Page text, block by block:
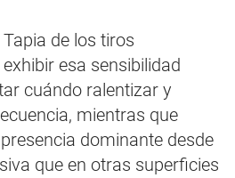
de los tiros
esa sensibilidad
cuándo ralentizar y
mientras que
dominante desde
que en otras superficies